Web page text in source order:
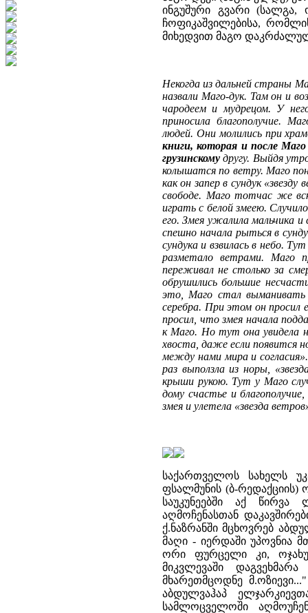
ინგუშური გვარი
ჩოფიკაშვილებისა,
მიხედვით მაგო
Некогда из дальней страны
назвали Маго-дук. Там он и
чародеем и мудрецом. У
приносила благополучие.
людей. Они молились при
книги, которая и после
грузинскому другу. Выйдя
колышатся по ветру. Маго
как он запер в сундук
свободе. Маго тотчас же
играть с белой змеею.
его. Змея ужалила мальчика
спешно начала рыться в
сундука и взвилась в небо.
разметало ветрами. Маго
переживал не столько за
обрушились большие
это, Маго стал выманивать
серебра. При этом он просил
просил, что змея начала
к Маго. Но тут она увидела
хвоста, даже если появится
между нами мира и
раз выползла из норы,
крыши рукою. Тут у Маго
дому счастье и
змея и улетела «звезда
საქართველოს სახელს
ფსალმუნის (ბ-
საუკუნეებში აქ
აღმოჩენასთან
ქ.ნაზრანში მცხოვრებ
მაღი - იერდაში უპოვნია
ორი ფურცელი კი,
მიკვლევაში
მხარეთმცოდნე
აბდულვაჰაპ
სამლოცველოში